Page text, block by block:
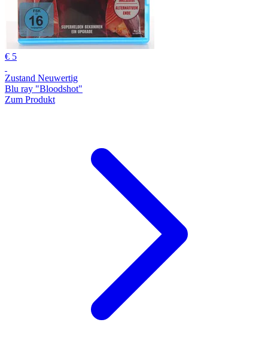
€ 5
Zustand Neuwertig
Blu ray "Bloodshot"
Zum Produkt